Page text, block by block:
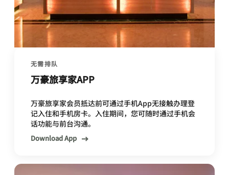
无需排队
万豪旅享家APP
万豪旅享家会员抵达前可通过手机App无接触办理登
记入住和手机房卡。入住期间，您可随时通过手机会
话功能与前台沟通。
Download App